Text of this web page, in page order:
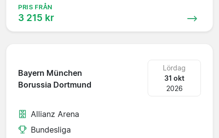
PRIS FRÅN
3 215 kr
Bayern München
Borussia Dortmund
Lördag
31 okt
2026
Allianz Arena
Bundesliga